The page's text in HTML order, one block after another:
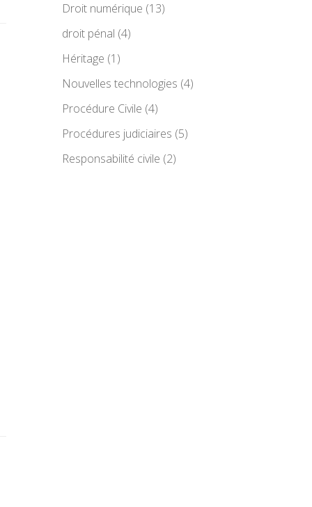
Droit numérique (13)
droit pénal (4)
Héritage (1)
Nouvelles technologies (4)
Procédure Civile (4)
Procédures judiciaires (5)
Responsabilité civile (2)